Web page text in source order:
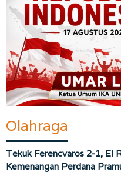
Olahraga
Tekuk Ferencvaros 2-1, El
Kemenangan Perdana